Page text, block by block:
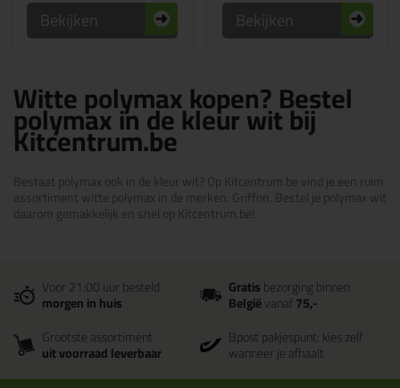
Bekijken Bekijken
Witte polymax kopen? Bestel
polymax in de kleur wit bij
Kitcentrum.be
Bestaat polymax ook in de kleur wit? Op Kitcentrum.be vind je een ruim
assortiment witte polymax in de merken: Griffon. Bestel je polymax wit
daarom gemakkelijk en snel op Kitcentrum.be!
Voor 21:00 uur besteld
morgen in huis
Gratisbezorging binnen
Belgiëvanaf75,-
Grootste assortiment
uit voorraad leverbaar
Bpost pakjespunt: kies zelf
wanneer je afhaalt